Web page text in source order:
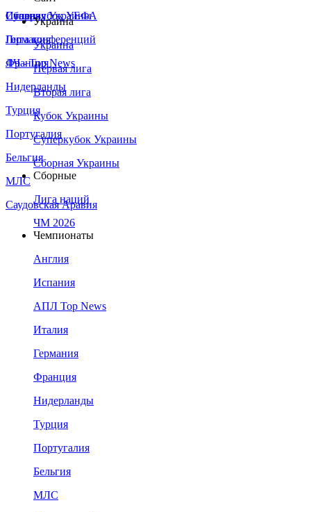
Сборная Украины
Италия
Германия
Франция
Нидерланды
Турция
Португалия
Бельгия
МЛС
Саудовская Аравия
Суперкубок УЕФА
Лига конференций
ЛЧ - Top News
Украина
Украина
Первая лига
Вторая лига
Кубок Украины
Суперкубок Украины
Сборная Украины
Сборные
Лига наций
ЧМ 2026
Чемпионаты
Англия
Испания
АПЛ Top News
Италия
Германия
Франция
Нидерланды
Турция
Португалия
Бельгия
МЛС